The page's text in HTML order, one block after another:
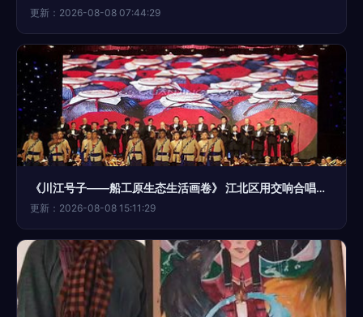
更新：2026-08-08 07:44:29
《川江号子——船工原生态生活画卷》 江北区用交响合唱重现巴渝先民的生命史诗
更新：2026-08-08 15:11:29